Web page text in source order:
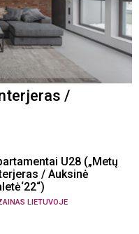
/
U28 („Metų
/ Auksinė
LIETUVOJE